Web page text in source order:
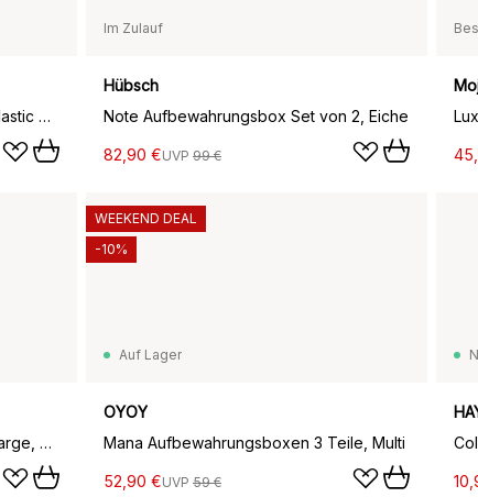
Colour Crate Square/Cube lock plastic medium, Light yellow
Im Zulauf
Hübsch
Note Aufbewahrungsbox Set von 2, Eiche
82,90 €UVP 99 €
Tin Container Verwahrungsdose large, Off white-rot
Auf Lager
OYOY
Mana Aufbewahrungsboxen 3 Teile, Multi
52,90 €UVP 59 €
WEEKEND DEAL
-10%